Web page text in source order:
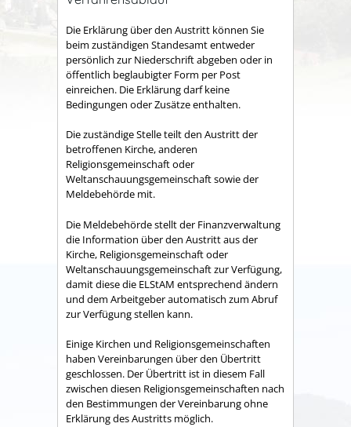
Die Erklärung über den Austritt können Sie
beim zuständigen Standesamt entweder
persönlich zur Niederschrift abgeben oder in
öffentlich beglaubigter Form per Post
einreichen. Die Erklärung darf keine
Bedingungen oder Zusätze enthalten.
Die zuständige Stelle teilt den Austritt der
betroffenen Kirche, anderen
Religionsgemeinschaft oder
Weltanschauungsgemeinschaft sowie der
Meldebehörde mit.
Die Meldebehörde stellt der Finanzverwaltung
die Information über den Austritt aus der
Kirche, Religionsgemeinschaft oder
Weltanschauungsgemeinschaft zur Verfügung,
damit diese die ELStAM entsprechend ändern
und dem Arbeitgeber automatisch zum Abruf
zur Verfügung stellen kann.
Einige Kirchen und Religionsgemeinschaften
haben Vereinbarungen über den Übertritt
geschlossen. Der Übertritt ist in diesem Fall
zwischen diesen Religionsgemeinschaften nach
den Bestimmungen der Vereinbarung ohne
Erklärung des Austritts möglich.